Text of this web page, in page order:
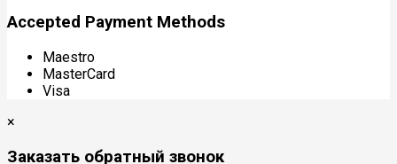
Accepted Payment Methods
Maestro
MasterCard
Visa
×
Заказать обратный звонок